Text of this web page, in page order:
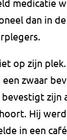
medicatie
dan in
op zijn
zwaar
zijn
Hij
in een